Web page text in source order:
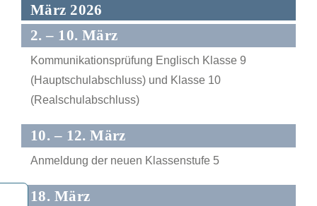
März 2026
2. – 10. März
Kommunikationsprüfung Englisch Klasse 9
(Hauptschulabschluss) und Klasse 10
(Realschulabschluss)
10. – 12. März
Anmeldung der neuen Klassenstufe 5
18. März